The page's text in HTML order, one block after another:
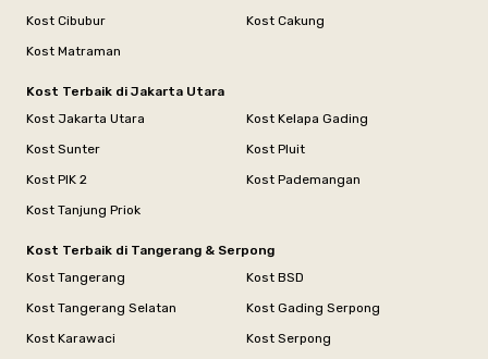
Kost Cibubur
Kost Cakung
Kost Matraman
Kost Terbaik di Jakarta Utara
Kost Jakarta Utara
Kost Kelapa Gading
Kost Sunter
Kost Pluit
Kost PIK 2
Kost Pademangan
Kost Tanjung Priok
Kost Terbaik di Tangerang & Serpong
Kost Tangerang
Kost BSD
Kost Tangerang Selatan
Kost Gading Serpong
Kost Karawaci
Kost Serpong